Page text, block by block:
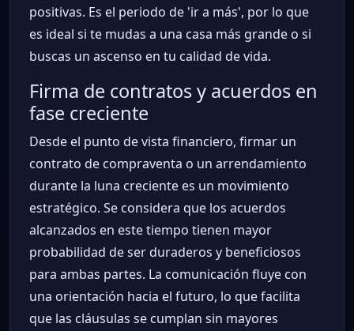
positivas. Es el periodo de 'ir a más', por lo que
es ideal si te mudas a una casa más grande o si
buscas un ascenso en tu calidad de vida.
Firma de contratos y acuerdos en
fase creciente
Desde el punto de vista financiero, firmar un
contrato de compraventa o un arrendamiento
durante la luna creciente es un movimiento
estratégico. Se considera que los acuerdos
alcanzados en este tiempo tienen mayor
probabilidad de ser duraderos y beneficiosos
para ambas partes. La comunicación fluye con
una orientación hacia el futuro, lo que facilita
que las cláusulas se cumplan sin mayores